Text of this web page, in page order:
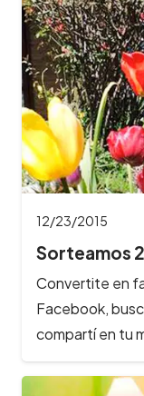
12/23/2015
Sorteamos
Convertite en
Facebook,
compartí en tu